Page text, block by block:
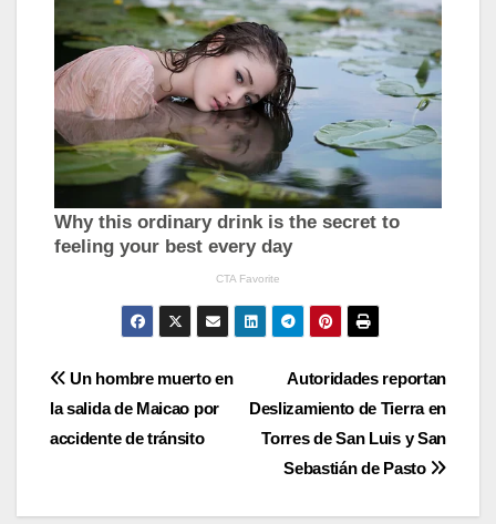
Navegación
de
Autoridades reportan
Deslizamiento de Tierra en
Torres de San Luis y San
Sebastián de Pasto
Un hombre muerto en
la salida de Maicao por
accidente de tránsito